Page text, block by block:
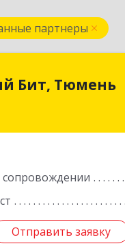
партнеры
Бит, Тюмень
сопровождении
Отправить заявку
1С:Первый
обл, Тюмень г,
Отправить заявку